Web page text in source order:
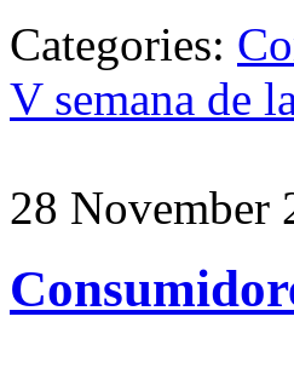
Categories:
V semana de
28 November